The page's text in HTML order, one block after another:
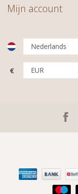
Mijn account
€